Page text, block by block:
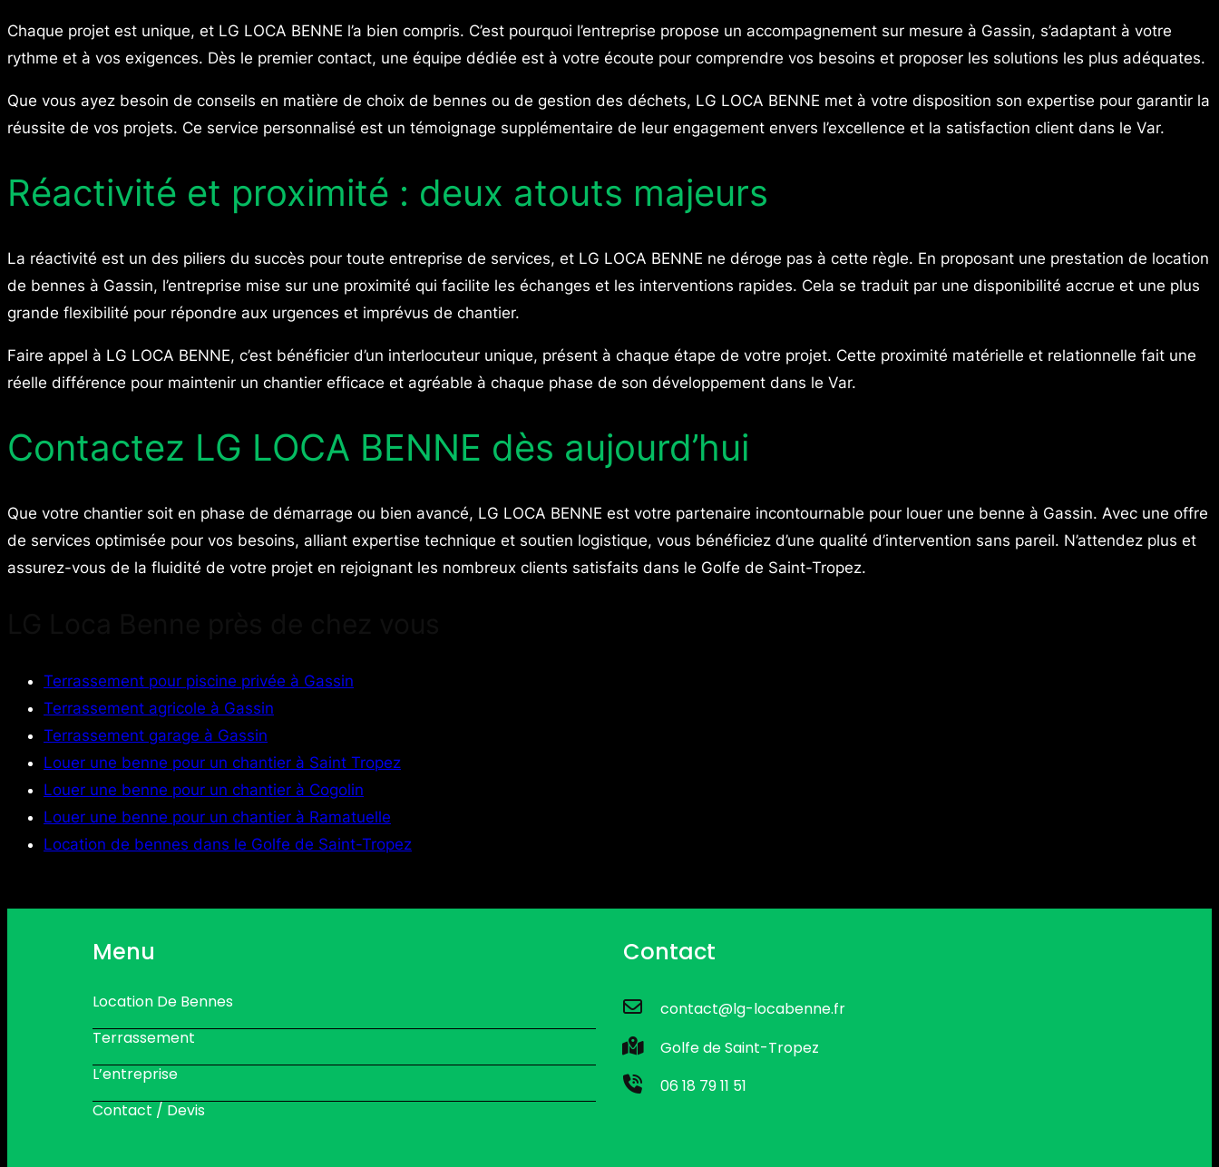
Chaque projet est unique, et LG LOCA BENNE l’a bien compris. C’est pourquoi l’entreprise propose un accompagnement sur mesure à Gassin, s’adaptant à votre
rythme et à vos exigences. Dès le premier contact, une équipe dédiée est à votre écoute pour comprendre vos besoins et proposer les solutions les plus adéquates.
Que vous ayez besoin de conseils en matière de choix de bennes ou de gestion des déchets, LG LOCA BENNE met à votre disposition son expertise pour garantir la
réussite de vos projets. Ce service personnalisé est un témoignage supplémentaire de leur engagement envers l’excellence et la satisfaction client dans le Var.
Réactivité et proximité : deux atouts majeurs
La réactivité est un des piliers du succès pour toute entreprise de services, et LG LOCA BENNE ne déroge pas à cette règle. En proposant une prestation de location
de bennes à Gassin, l’entreprise mise sur une proximité qui facilite les échanges et les interventions rapides. Cela se traduit par une disponibilité accrue et une plus
grande flexibilité pour répondre aux urgences et imprévus de chantier.
Faire appel à LG LOCA BENNE, c’est bénéficier d’un interlocuteur unique, présent à chaque étape de votre projet. Cette proximité matérielle et relationnelle fait une
réelle différence pour maintenir un chantier efficace et agréable à chaque phase de son développement dans le Var.
Contactez LG LOCA BENNE dès aujourd’hui
Que votre chantier soit en phase de démarrage ou bien avancé, LG LOCA BENNE est votre partenaire incontournable pour louer une benne à Gassin. Avec une offre
de services optimisée pour vos besoins, alliant expertise technique et soutien logistique, vous bénéficiez d’une qualité d’intervention sans pareil. N’attendez plus et
assurez-vous de la fluidité de votre projet en rejoignant les nombreux clients satisfaits dans le Golfe de Saint-Tropez.
Terrassement pour piscine privée à Gassin
Terrassement agricole à Gassin
Terrassement garage à Gassin
Louer une benne pour un chantier à Saint Tropez
Louer une benne pour un chantier à Cogolin
Louer une benne pour un chantier à Ramatuelle
Location de bennes dans le Golfe de Saint-Tropez
Menu
Location De Bennes
Terrassement
L’entreprise
Contact / Devis
Contact
contact@lg-locabenne.fr
Golfe de Saint-Tropez
06 18 79 11 51